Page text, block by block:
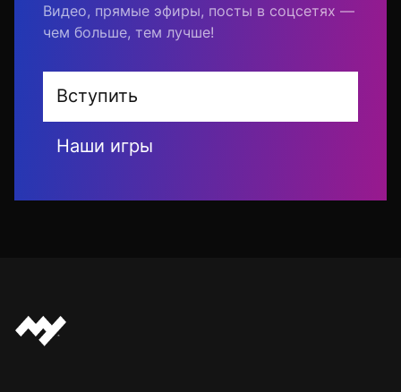
Видео, прямые эфиры, посты в соцсетях —
чем больше, тем лучше!
Вступить
Наши игры